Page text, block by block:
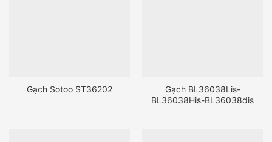
Gạch Sotoo ST36202
Gạch BL36038Lis-
BL36038His-BL36038dis